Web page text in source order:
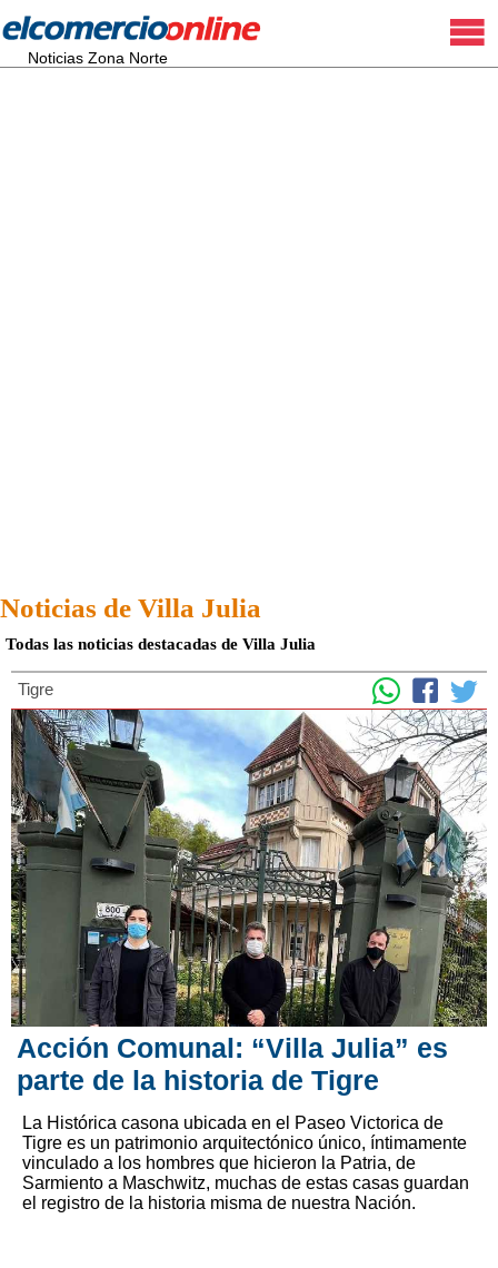
Noticias Zona Norte
Noticias de Villa Julia
Todas las noticias destacadas de Villa Julia
Tigre
Acción Comunal: “Villa Julia” es
parte de la historia de Tigre
La Histórica casona ubicada en el Paseo Victorica de
Tigre es un patrimonio arquitectónico único, íntimamente
vinculado a los hombres que hicieron la Patria, de
Sarmiento a Maschwitz, muchas de estas casas guardan
el registro de la historia misma de nuestra Nación.